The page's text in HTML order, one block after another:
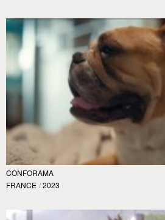
CONFORAMA
FRANCE / 2023